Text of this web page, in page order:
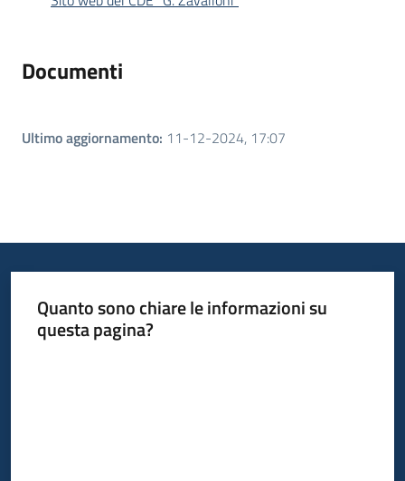
Documenti
Ultimo aggiornamento: 11-12-2024, 17:07
Quanto sono chiare le informazioni su
questa pagina?